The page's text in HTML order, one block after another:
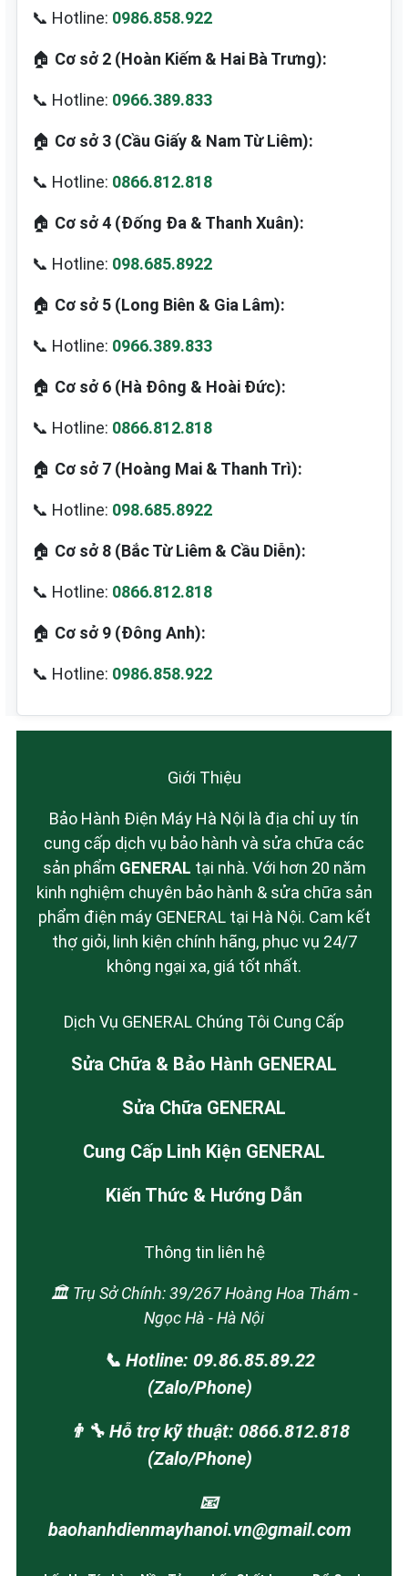
📞 Hotline: 0986.858.922
🏠 Cơ sở 2 (Hoàn Kiếm & Hai Bà Trưng):
📞 Hotline: 0966.389.833
🏠 Cơ sở 3 (Cầu Giấy & Nam Từ Liêm):
📞 Hotline: 0866.812.818
🏠 Cơ sở 4 (Đống Đa & Thanh Xuân):
📞 Hotline: 098.685.8922
🏠 Cơ sở 5 (Long Biên & Gia Lâm):
📞 Hotline: 0966.389.833
🏠 Cơ sở 6 (Hà Đông & Hoài Đức):
📞 Hotline: 0866.812.818
🏠 Cơ sở 7 (Hoàng Mai & Thanh Trì):
📞 Hotline: 098.685.8922
🏠 Cơ sở 8 (Bắc Từ Liêm & Cầu Diễn):
📞 Hotline: 0866.812.818
🏠 Cơ sở 9 (Đông Anh):
📞 Hotline: 0986.858.922
Giới Thiệu
Bảo Hành Điện Máy Hà Nội là địa chỉ uy tín
cung cấp dịch vụ bảo hành và sửa chữa các
sản phẩm GENERAL tại nhà. Với hơn 20 năm
kinh nghiệm chuyên bảo hành & sửa chữa sản
phẩm điện máy GENERAL tại Hà Nội. Cam kết
thợ giỏi, linh kiện chính hãng, phục vụ 24/7
không ngại xa, giá tốt nhất.
Dịch Vụ GENERAL Chúng Tôi Cung Cấp
Sửa Chữa & Bảo Hành GENERAL
Sửa Chữa GENERAL
Cung Cấp Linh Kiện GENERAL
Kiến Thức & Hướng Dẫn
Thông tin liên hệ
🏛️ Trụ Sở Chính: 39/267 Hoàng Hoa Thám -
Ngọc Hà - Hà Nội
📞 Hotline: 09.86.85.89.22
(Zalo/Phone)
👨‍🔧 Hỗ trợ kỹ thuật: 0866.812.818
(Zalo/Phone)
📧
baohanhdienmayhanoi.vn@gmail.com